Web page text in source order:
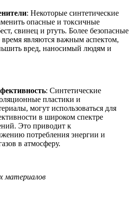
: Некоторые синтетические
опасные и токсичные
свинец и ртуть. Более безопасные
являются важным аспектом,
вред, наносимый людям и
: Синтетические
пластики и
могут использоваться для
в широком спектре
Это приводит к
потребления энергии и
в атмосферу.
материалов